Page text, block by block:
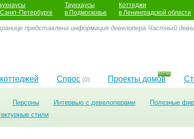
Петербурге
Таунхаусы
в Подмосковье
Коттеджи
в Ленинградской области
представлена информация девелопера Частный
Спрос (0) Проекты домов
Персоны Интервью с девелоперами
Полезные
стили